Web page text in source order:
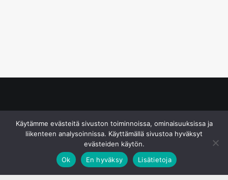
Käytämme evästeitä sivuston toiminnoissa, ominaisuuksissa ja
liikenteen analysoinnissa. Käyttämällä sivustoa hyväksyt
evästeiden käytön.
Ok
En hyväksy Lisätietoja